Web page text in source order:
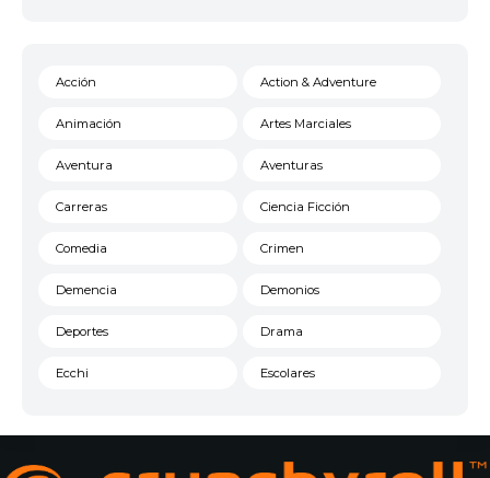
Acción Action & Adventure
Animación Artes Marciales
Aventura Aventuras
Carreras Ciencia Ficción
Comedia Crimen
Demencia Demonios
Deportes Drama
Ecchi Escolares